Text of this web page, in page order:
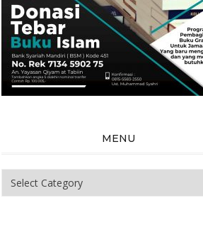
MENU